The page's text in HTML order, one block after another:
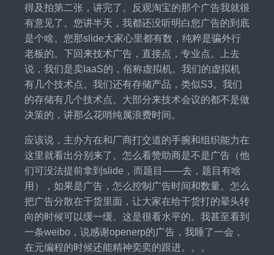
得及拍第二张，讲完了。反观淘宝的那个广告我就很
有意见了。您讲半天，我都还没听明白您广告的到底
是个啥。您那slide大家心里都有数，纯粹是骗外行
老板的。下回来技术广告，直接点，专业点。上去
说，我们是卖IaaS的，俗称虚拟机。我们的虚拟机
有几个技术点。我们还有存储产品，类似S3。我们
的存储有几个技术点。大部分来技术会议的都不是做
决策的，讲那么花哨纯属浪费时间。
应该说，主办方在和厂商打交道的手腕和组织能力在
这里就看出分别来了。怎么看赞助商是不是广告（他
们可没法提前拿到slide，而题目——去，题目有啥
用），如果是广告，怎么控制广告时间和数量。怎么
把广告分散在干货里面，让大家在给干货打的晕头转
向的时候可以缓一缓。这是很看水平的。我甚至看到
一条weibo，说感谢openerp的广告，我睡了一会，
在元编程的时候还能精神奕奕的跟进。。。